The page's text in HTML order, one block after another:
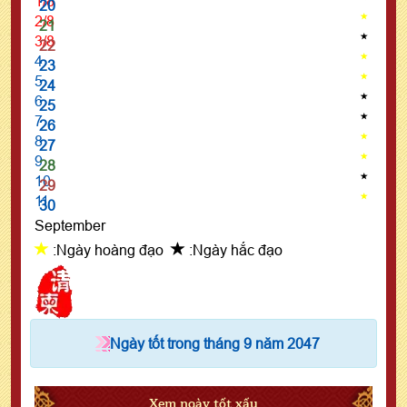
20
21
2/8
22
3/8
23
4
24
5
25
6
26
7
27
8
28
9
29
10
30
11
September
:Ngày hoàng đạo
:Ngày hắc đạo
Ngày tốt trong tháng 9 năm 2047